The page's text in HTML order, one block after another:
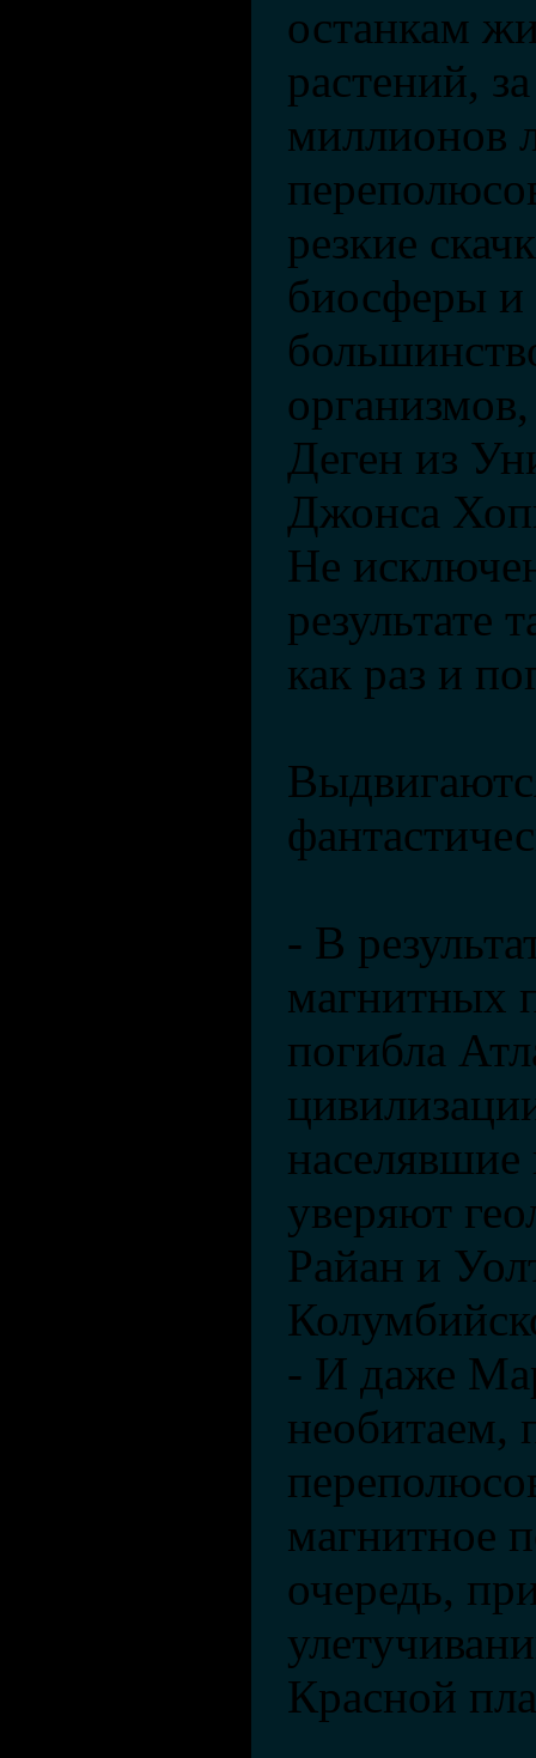
останкам
растений,
миллионов
резкие
биосферы и
Деген из
Джонса
Не
результате
как раз и
- В
магнитных
погибла
уверяют
Райан и
- И даже
необитаем,
магнитное
очередь,
Красной